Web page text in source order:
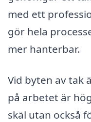
med ett
gör hela
mer hanterbar.
Vid byten av tak
på arbetet är
skäl utan också